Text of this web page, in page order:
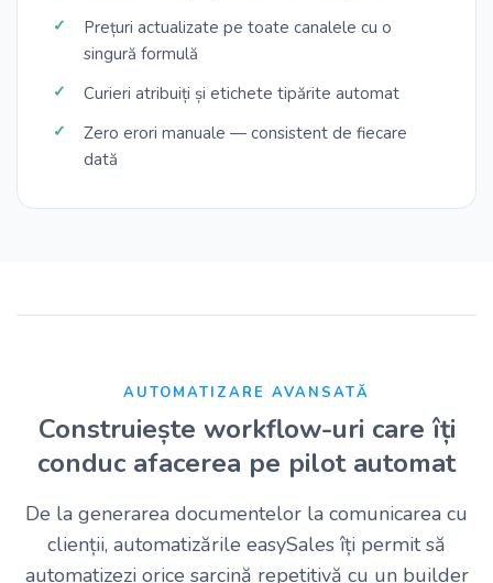
Prețuri actualizate pe toate canalele cu o
singură formulă
Curieri atribuiți și etichete tipărite automat
Zero erori manuale — consistent de fiecare
dată
AUTOMATIZARE AVANSATĂ
Construiește workflow-uri care îți
conduc afacerea pe pilot automat
De la generarea documentelor la comunicarea cu
clienții, automatizările easySales îți permit să
automatizezi orice sarcină repetitivă cu un builder